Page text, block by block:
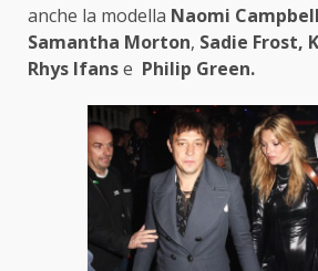
anche la modella Naomi
Samantha Morton, Sadie Frost,
Rhys Ifanse Philip Green.